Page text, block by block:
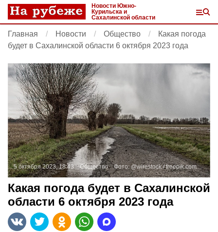
Новости Южно-
Курильска и
Сахалинской области
Главная Новости Общество
Какая погода
будет в Сахалинской области 6 октября 2023 года
5 октября 2023, 18:43 Общество Фото:@wirestock /freepik.com
Какая погода будет в Сахалинской
области 6 октября 2023 года